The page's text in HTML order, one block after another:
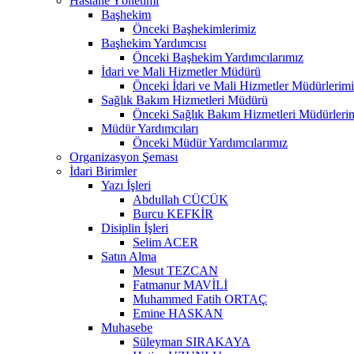
Başhekim
Önceki Başhekimlerimiz
Başhekim Yardımcısı
Önceki Başhekim Yardımcılarımız
İdari ve Mali Hizmetler Müdürü
Önceki İdari ve Mali Hizmetler
Sağlık Bakım Hizmetleri Müdürü
Önceki Sağlık Bakım Hizmetleri
Müdür Yardımcıları
Önceki Müdür Yardımcılarımız
Organizasyon Şeması
İdari Birimler
Yazı İşleri
Abdullah CÜCÜK
Burcu KEFKİR
Disiplin İşleri
Selim ACER
Satın Alma
Mesut TEZCAN
Fatmanur MAVİLİ
Muhammed Fatih ORTAÇ
Emine HASKAN
Muhasebe
Süleyman SIRAKAYA